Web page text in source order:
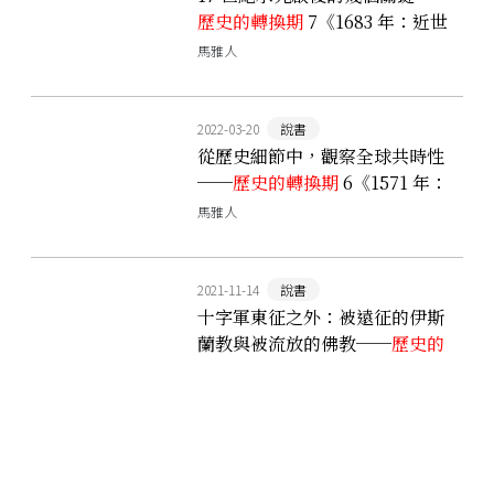
歷史的轉換期 7《1683 年：近世
世界的變貌》
馬雅人
2022-03-20 說書
從歷史細節中，觀察全球共時性
──歷史的轉換期6《1571 年：
白銀大流通與國家整合》
馬雅人
2021-11-14 說書
十字軍東征之外：被遠征的伊斯
蘭教與被流放的佛教──歷史的